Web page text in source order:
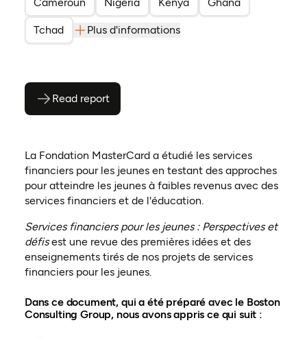
Tchad Plus d'informations
Read report(ouvre en PDF)
(ouvre dans un nouvel onglet)
La Fondation MasterCard a étudié les services
financiers pour les jeunes en testant des approches
pour atteindre les jeunes à faibles revenus avec des
services financiers et de l'éducation.
Services financiers pour les jeunes : Perspectives et
défisest une revue des premières idées et des
enseignements tirés de nos projets de services
financiers pour les jeunes.
Dans ce document, qui a été préparé avec le Boston
Consulting Group, nous avons appris ce qui suit :